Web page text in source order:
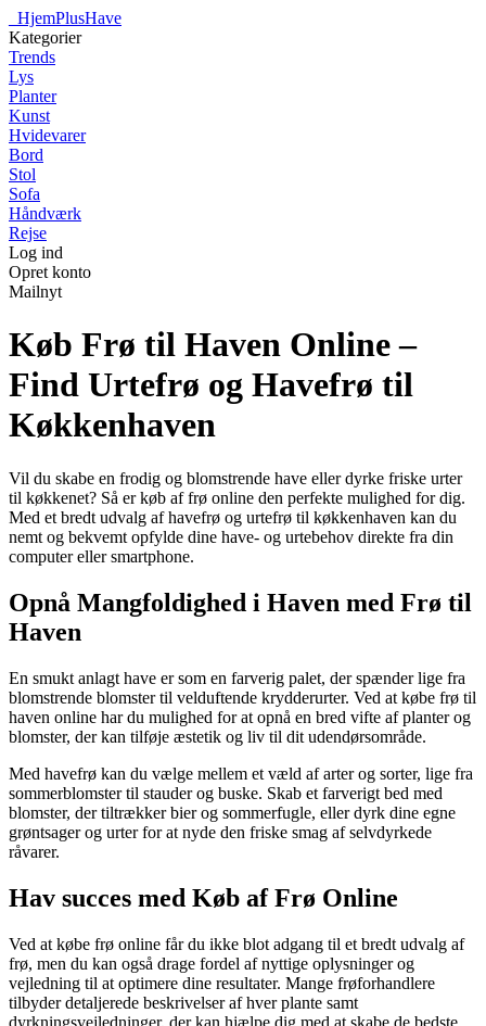
HjemPlusHave
Kategorier
Trends
Lys
Planter
Kunst
Hvidevarer
Bord
Stol
Sofa
Håndværk
Rejse
Log ind
Opret konto
Mailnyt
Køb Frø til Haven Online –
Find Urtefrø og Havefrø til
Køkkenhaven
Vil du skabe en frodig og blomstrende have eller dyrke friske urter
til køkkenet? Så er køb af frø online den perfekte mulighed for dig.
Med et bredt udvalg af havefrø og urtefrø til køkkenhaven kan du
nemt og bekvemt opfylde dine have- og urtebehov direkte fra din
computer eller smartphone.
Opnå Mangfoldighed i Haven med Frø til
Haven
En smukt anlagt have er som en farverig palet, der spænder lige fra
blomstrende blomster til velduftende krydderurter. Ved at købe frø til
haven online har du mulighed for at opnå en bred vifte af planter og
blomster, der kan tilføje æstetik og liv til dit udendørsområde.
Med havefrø kan du vælge mellem et væld af arter og sorter, lige fra
sommerblomster til stauder og buske. Skab et farverigt bed med
blomster, der tiltrækker bier og sommerfugle, eller dyrk dine egne
grøntsager og urter for at nyde den friske smag af selvdyrkede
råvarer.
Hav succes med Køb af Frø Online
Ved at købe frø online får du ikke blot adgang til et bredt udvalg af
frø, men du kan også drage fordel af nyttige oplysninger og
vejledning til at optimere dine resultater. Mange frøforhandlere
tilbyder detaljerede beskrivelser af hver plante samt
dyrkningsvejledninger, der kan hjælpe dig med at skabe de bedste